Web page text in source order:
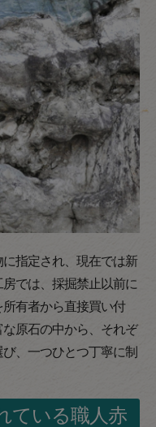
指定され、現在では新
では、採掘禁止以前に
有者から直接買い付
原石の中から、それぞ
、一つひとつ丁寧に制
ている職人赤